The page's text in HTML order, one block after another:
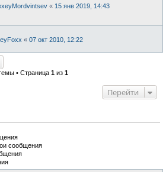
« 15 янв 2019, 14:43
« 07 окт 2010, 12:22
• Страница 1из 1
Перейти
сообщения